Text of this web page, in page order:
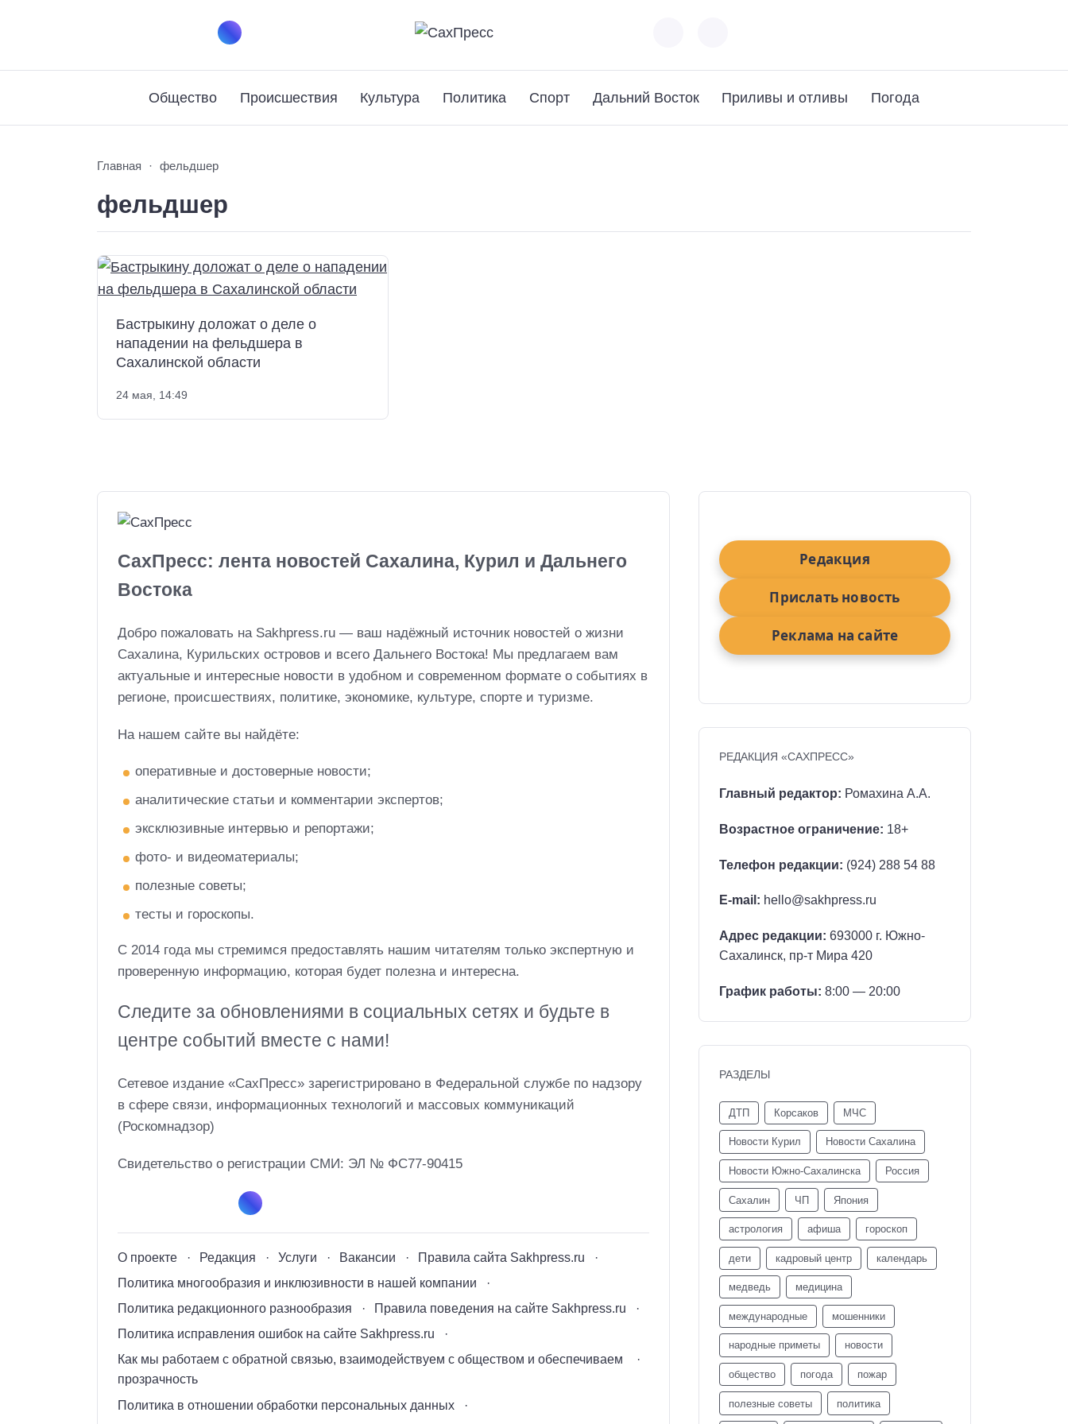
Общество Происшествия Культура Политика Спорт Дальний Восток Приливы и отливы Погода
Главная фельдшер
фельдшер
Бастрыкину доложат о деле о
нападении на фельдшера в
Сахалинской области
24 мая, 14:49
СахПресс: лента новостей Сахалина, Курил и Дальнего
Востока
Добро пожаловать на Sakhpress.ru — ваш надёжный источник новостей о жизни
Сахалина, Курильских островов и всего Дальнего Востока! Мы предлагаем вам
актуальные и интересные новости в удобном и современном формате о событиях в
регионе, происшествиях, политике, экономике, культуре, спорте и туризме.
На нашем сайте вы найдёте:
оперативные и достоверные новости;
аналитические статьи и комментарии экспертов;
эксклюзивные интервью и репортажи;
фото- и видеоматериалы;
полезные советы;
тесты и гороскопы.
С 2014 года мы стремимся предоставлять нашим читателям только экспертную и
проверенную информацию, которая будет полезна и интересна.
Следите за обновлениями в социальных сетях и будьте в
центре событий вместе с нами!
Сетевое издание «СахПресс» зарегистрировано в Федеральной службе по надзору
в сфере связи, информационных технологий и массовых коммуникаций
(Роскомнадзор)
Свидетельство о регистрации СМИ: ЭЛ № ФС77-90415
О проекте Редакция Услуги Вакансии
Правила сайта Sakhpress.ru
Политика многообразия и инклюзивности в нашей компании
Политика редакционного разнообразия
Правила поведения на сайте Sakhpress.ru
Политика исправления ошибок на сайте Sakhpress.ru
Как мы работаем с обратной связью, взаимодействуем с обществом и обеспечиваем
прозрачность
Политика в отношении обработки персональных данных
Редакция
Прислать новость
Реклама на сайте
РЕДАКЦИЯ «САХПРЕСС»
Главный редактор: Ромахина А.А.
Возрастное ограничение: 18+
Телефон редакции: (924) 288 54 88
E-mail: hello@sakhpress.ru
Адрес редакции: 693000 г. Южно-
Сахалинск, пр-т Мира 420
График работы: 8:00 — 20:00
РАЗДЕЛЫ
ДТП Корсаков МЧС
Новости Курил Новости Сахалина
Новости Южно-Сахалинска Россия
Сахалин ЧП Япония
астрология афиша гороскоп
дети кадровый центр календарь
медведь медицина
международные мошенники
народные приметы новости
общество погода пожар
полезные советы политика